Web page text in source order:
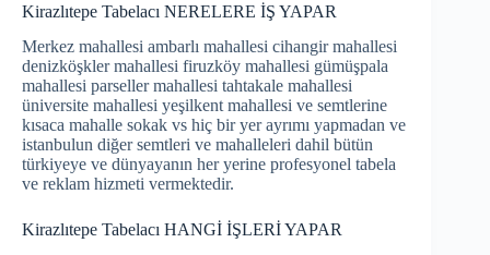
Kirazlıtepe Tabelacı NERELERE İŞ YAPAR
Merkez mahallesi ambarlı mahallesi cihangir mahallesi
denizköşkler mahallesi firuzköy mahallesi gümüşpala
mahallesi parseller mahallesi tahtakale mahallesi
üniversite mahallesi yeşilkent mahallesi ve semtlerine
kısaca mahalle sokak vs hiç bir yer ayrımı yapmadan ve
istanbulun diğer semtleri ve mahalleleri dahil bütün
türkiyeye ve dünyayanın her yerine profesyonel tabela
ve reklam hizmeti vermektedir.
Kirazlıtepe Tabelacı HANGİ İŞLERİ YAPAR